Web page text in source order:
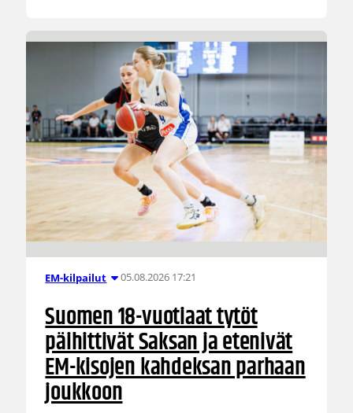
EM-kilpailut 05.08.2026 17:21
Suomen 18-vuotiaat tytöt
päihittivät Saksan ja etenivät
EM-kisojen kahdeksan parhaan
joukkoon